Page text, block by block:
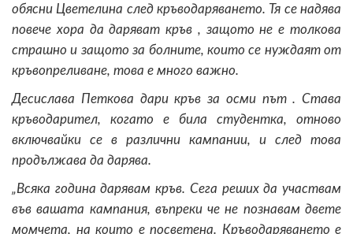
обясни Цветелина след кръводаряването. Тя се надява
повече хора да даряват кръв , защото не е толкова
страшно и защото за болните, които се нуждаят от
кръвопреливане, това е много важно.
Десислава Петкова дари кръв за осми път . Става
кръводарител, когато е била студентка, отново
включвайки се в различни кампании, и след това
продължава да дарява.
„Всяка година дарявам кръв. Сега реших да участвам
във вашата кампания, въпреки че не познавам двете
момчета, на които е посветена. Кръводаряването е